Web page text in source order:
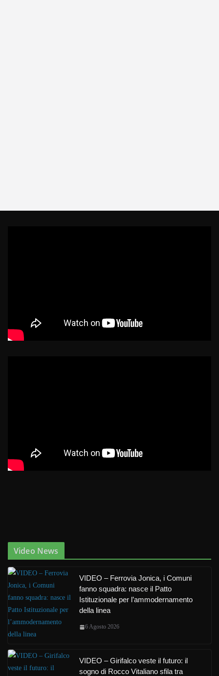
Video News
VIDEO – Ferrovia Jonica, i Comuni
fanno squadra: nasce il Patto
Istituzionale per l’ammodernamento
della linea
6 Agosto 2026
VIDEO – Girifalco veste il futuro: il
sogno di Rocco Vitaliano sfila tra